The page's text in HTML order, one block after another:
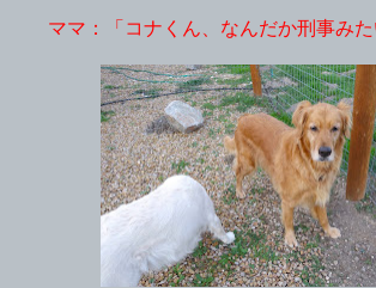
ママ：「コナくん、なんだか刑事みた